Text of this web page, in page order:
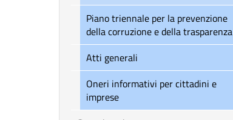
Piano triennale per la prevenzione
della corruzione e della trasparenza
Atti generali
Oneri informativi per cittadini e
imprese